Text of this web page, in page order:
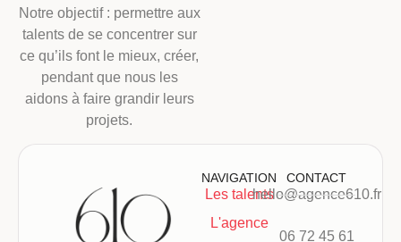
Notre objectif : permettre aux
talents de se concentrer sur
ce qu’ils font le mieux, créer,
pendant que nous les
aidons à faire grandir leurs
projets.
NAVIGATION
Les talents
L'agence
CONTACT
hello@agence610.fr
06 72 45 61